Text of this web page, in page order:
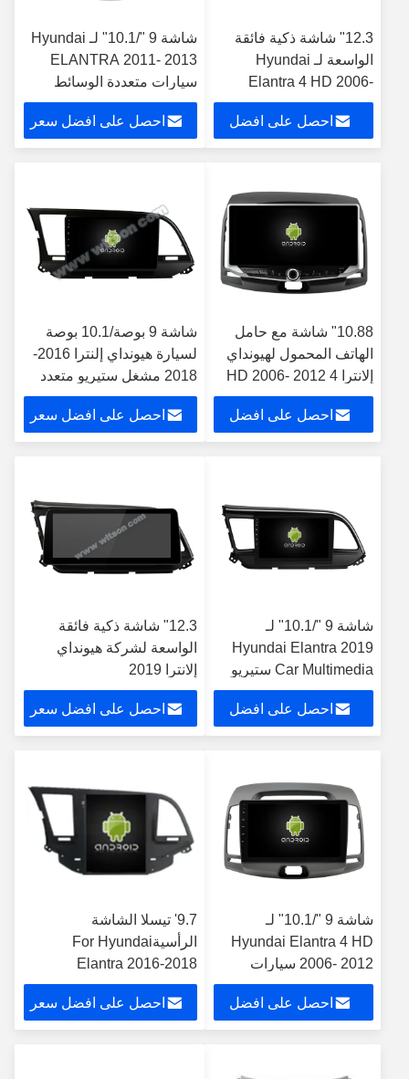
12.3" شاشة ذكية فائقة
الواسعة لـ Hyundai
Elantra 4 HD 2006-
2012 مشغل ستيريو
للسياراتاحصل على افضل
شاشة 9 "/10.1" لـ Hyundai
ELANTRA 2011- 2013
سيارات متعددة الوسائط
ستيريو
احصل على افضل سعر
10.88" شاشة مع حامل
الهاتف المحمول لهيونداي
إلانترا 4 HD 2006- 2012
ستيريو الوسائط المتعددة
احصل على افضل
شاشة 9 بوصة/10.1 بوصة
لسيارة هيونداي إلنترا 2016-
2018 مشغل ستيريو متعدد
الوسائط ونظام تحديد المواقع
CarPlayاحصل على افضل سعر
شاشة 9 "/10.1" لـ
Hyundai Elantra 2019
Car Multimedia ستيريو
GPS CarPlay Player
احصل على افضل
12.3" شاشة ذكية فائقة
الواسعة لشركة هيونداي
إلانترا 2019
احصل على افضل سعر
شاشة 9 "/10.1" لـ
Hyundai Elantra 4 HD
2006- 2012 سيارات
متعددة الوسائط ستيريو
احصل على افضل
9.7' تيسلا الشاشة
الرأسيةFor Hyundai
Elantra 2016-2018
Android Car Multimedia
Playerاحصل على افضل سعر